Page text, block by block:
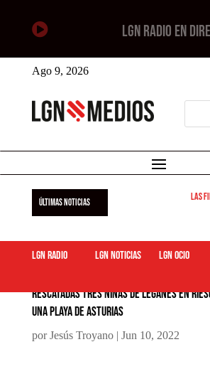
 LGN RADIO EN
Ago 9, 2026
ÚLTIMAS NOTICIAS Las
LGN Radio LGN Noticias LGN ocio
Rescatadas tres niñas de Leganés en
una playa de Asturias
porJesús Troyano| Jun 10, 2022